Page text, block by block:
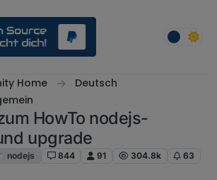
Home
Deutsch
HowTo nodejs-
upgrade
nodejs 844 91 304.8k 63